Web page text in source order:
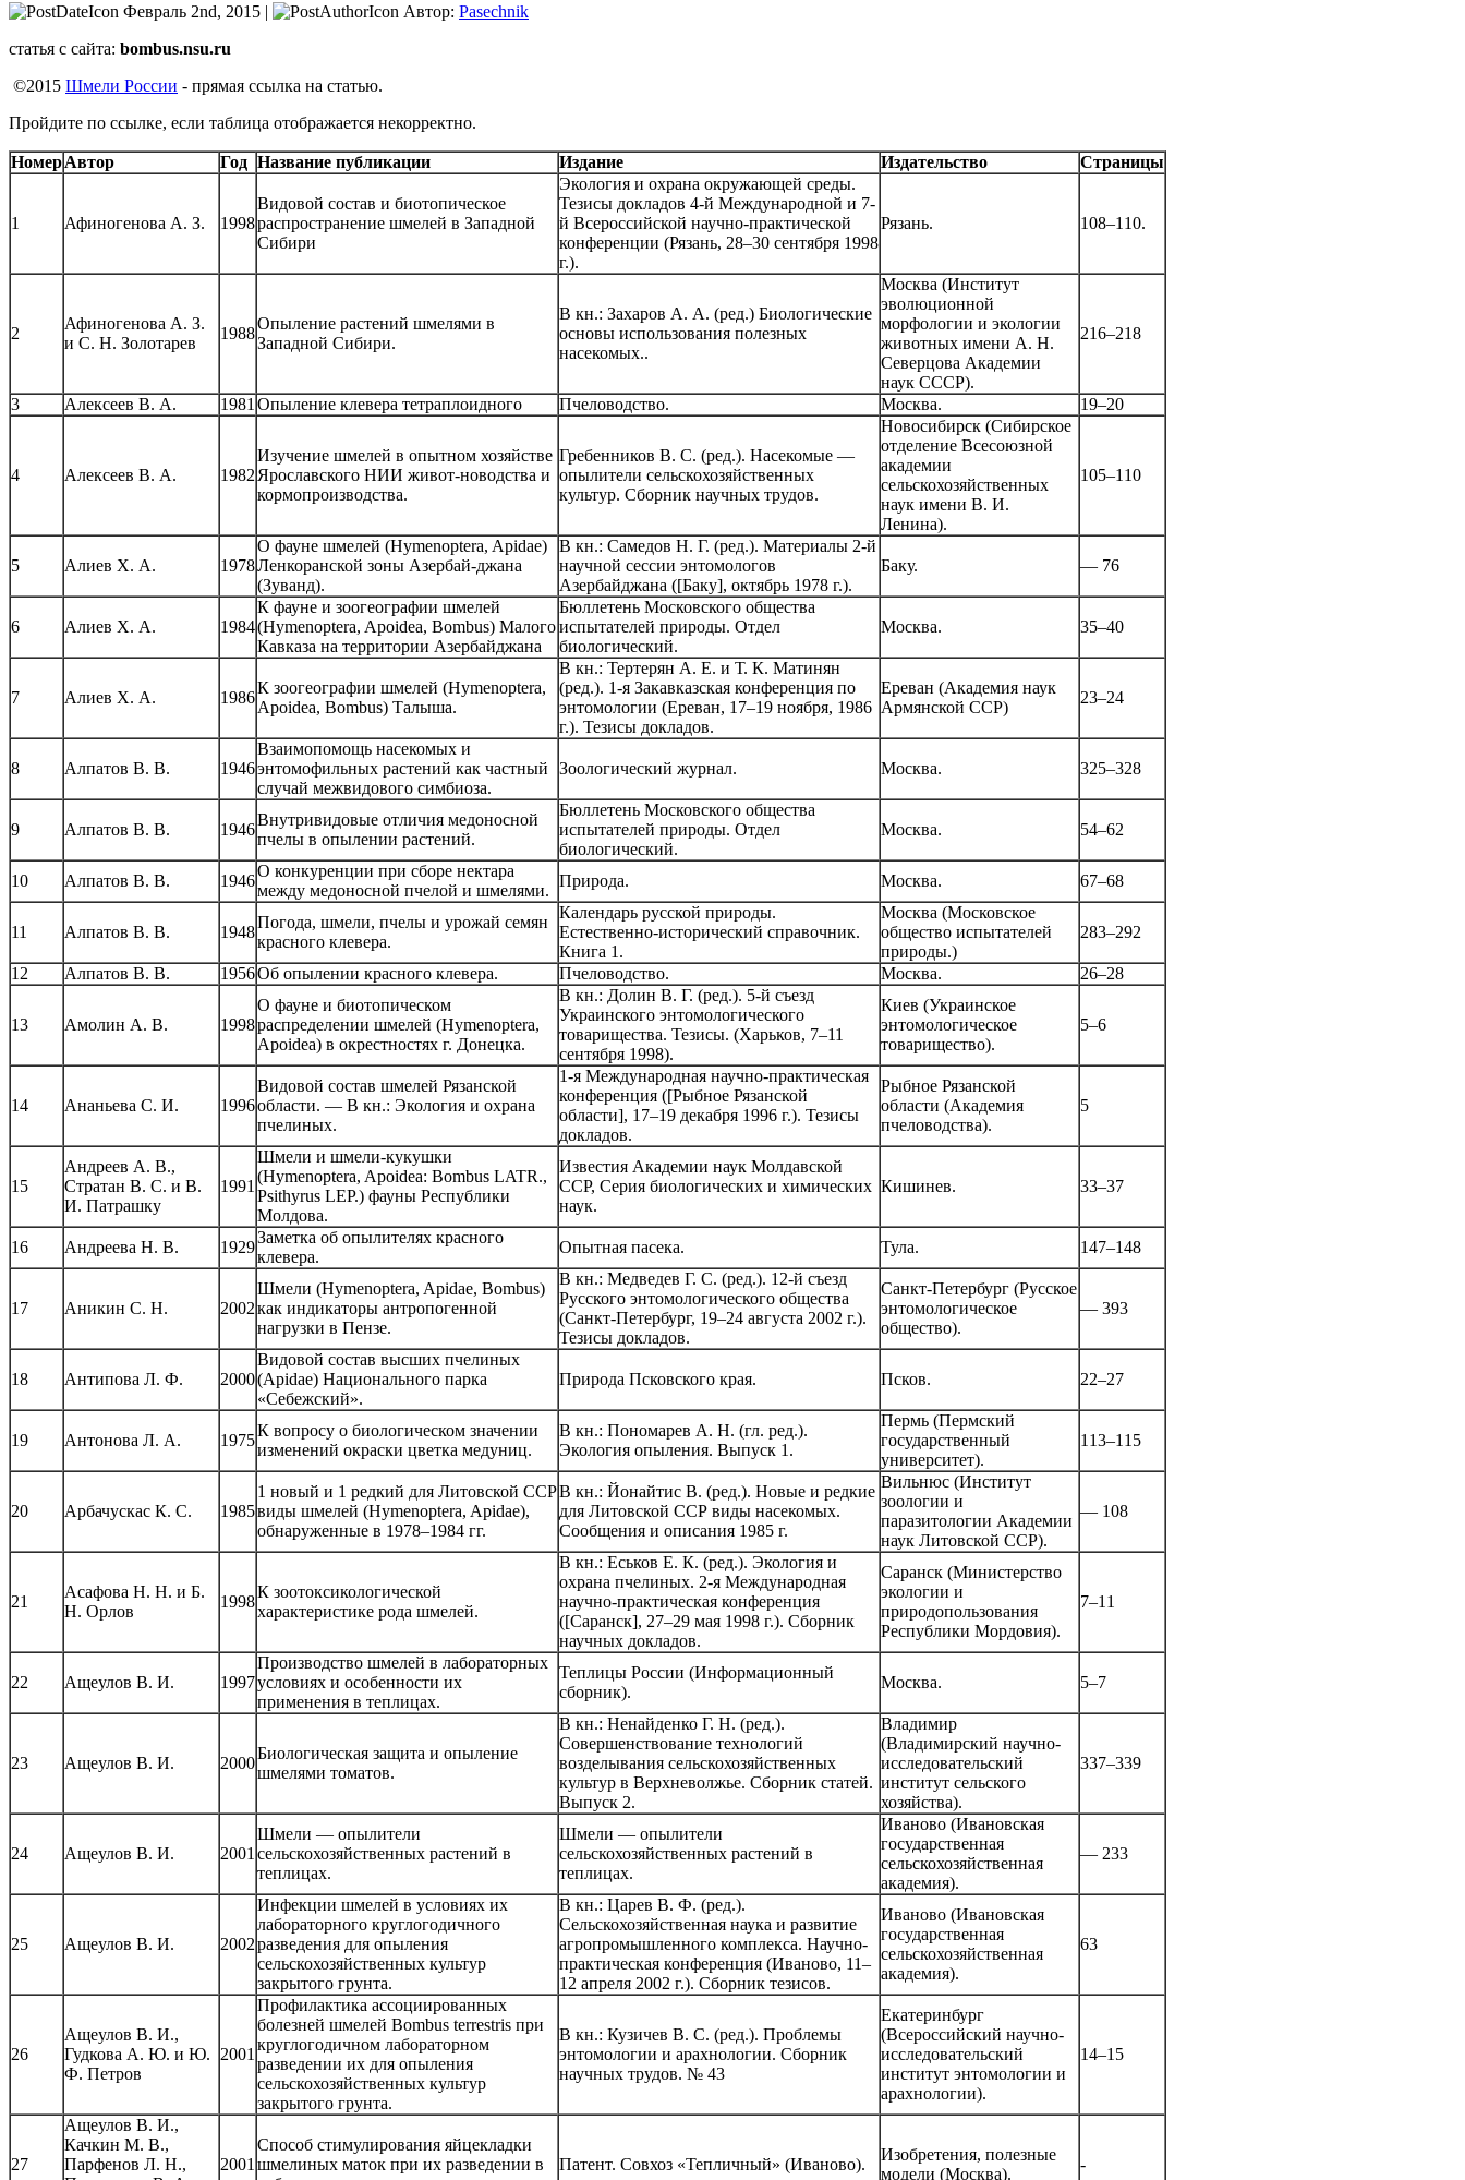
Февраль 2nd, 2015 | Автор: Pasechnik
статья с сайта: bombus.nsu.ru
©2015 Шмели России - прямая ссылка на статью.
Пройдите по ссылке, если таблица отображается некорректно.
НомерАвтор Год Название публикации Издание Издательство Страницы
1 Афиногенова А. З. 1998
Видовой состав и биотопическое
распространение шмелей в Западной
Сибири
Экология и охрана окружающей среды.
Тезисы докладов 4-й Международной и 7-
й Всероссийской научно-практической
конференции (Рязань, 28–30 сентября 1998
г.).
Рязань. 108–110.
2
Афиногенова А. З.
и С. Н. Золотарев
1988
Опыление растений шмелями в
Западной Сибири.
В кн.: Захаров А. А. (ред.) Биологические
основы использования полезных
насекомых..
Москва (Институт
эволюционной
морфологии и экологии
животных имени А. Н.
Северцова Академии
наук СССР).
216–218
3 Алексеев В. А. 1981 Опыление клевера тетраплоидного Пчеловодство. Москва. 19–20
4 Алексеев В. А. 1982
Изучение шмелей в опытном хозяйстве
Ярославского НИИ живот-новодства и
кормопроизводства.
Гребенников В. С. (ред.). Насекомые —
опылители сельскохозяйственных
культур. Сборник научных трудов.
Новосибирск (Сибирское
отделение Всесоюзной
академии
сельскохозяйственных
наук имени В. И.
Ленина).
105–110
5 Алиев Х. А. 1978
О фауне шмелей (Hymenoptera, Apidae)
Ленкоранской зоны Азербай-джана
(Зуванд).
В кн.: Самедов Н. Г. (ред.). Материалы 2-й
научной сессии энтомологов
Азербайджана ([Баку], октябрь 1978 г.).
Баку. — 76
6 Алиев Х. А. 1984
К фауне и зоогеографии шмелей
(Hymenoptera, Apoidea, Bombus) Малого
Кавказа на территории Азербайджана
Бюллетень Московского общества
испытателей природы. Отдел
биологический.
Москва. 35–40
7 Алиев Х. А. 1986
К зоогеографии шмелей (Hymenoptera,
Apoidea, Bombus) Талыша.
В кн.: Тертерян А. Е. и Т. К. Матинян
(ред.). 1-я Закавказская конференция по
энтомологии (Ереван, 17–19 ноября, 1986
г.). Тезисы докладов.
Ереван (Академия наук
Армянской ССР)
23–24
8 Алпатов В. В. 1946
Взаимопомощь насекомых и
энтомофильных растений как частный
случай межвидового симбиоза.
Зоологический журнал. Москва. 325–328
9 Алпатов В. В. 1946
Внутривидовые отличия медоносной
пчелы в опылении растений.
Бюллетень Московского общества
испытателей природы. Отдел
биологический.
Москва. 54–62
10 Алпатов В. В. 1946
О конкуренции при сборе нектара
между медоносной пчелой и шмелями.
Природа. Москва. 67–68
11 Алпатов В. В. 1948
Погода, шмели, пчелы и урожай семян
красного клевера.
Календарь русской природы.
Естественно-исторический справочник.
Книга 1.
Москва (Московское
общество испытателей
природы.)
283–292
12 Алпатов В. В. 1956Об опылении красного клевера. Пчеловодство. Москва. 26–28
13 Амолин А. В. 1998
О фауне и биотопическом
распределении шмелей (Hymenoptera,
Apoidea) в окрестностях г. Донецка.
В кн.: Долин В. Г. (ред.). 5-й съезд
Украинского энтомологического
товарищества. Тезисы. (Харьков, 7–11
сентября 1998).
Киев (Украинское
энтомологическое
товарищество).
5–6
14 Ананьева С. И. 1996
Видовой состав шмелей Рязанской
области. — В кн.: Экология и охрана
пчелиных.
1-я Международная научно-практическая
конференция ([Рыбное Рязанской
области], 17–19 декабря 1996 г.). Тезисы
докладов.
Рыбное Рязанской
области (Академия
пчеловодства).
5
15
Андреев А. В.,
Стратан В. С. и В.
И. Патрашку
1991
Шмели и шмели-кукушки
(Hymenoptera, Apoidea: Bombus LATR.,
Psithyrus LEP.) фауны Республики
Молдова.
Известия Академии наук Молдавской
ССР, Серия биологических и химических
наук.
Кишинев. 33–37
16 Андреева Н. В. 1929
Заметка об опылителях красного
клевера.
Опытная пасека. Тула. 147–148
17 Аникин С. Н. 2002
Шмели (Hymenoptera, Apidae, Bombus)
как индикаторы антропогенной
нагрузки в Пензе.
В кн.: Медведев Г. С. (ред.). 12-й съезд
Русского энтомологического общества
(Санкт-Петербург, 19–24 августа 2002 г.).
Тезисы докладов.
Санкт-Петербург (Русское
энтомологическое
общество).
— 393
18 Антипова Л. Ф. 2000
Видовой состав высших пчелиных
(Apidae) Национального парка
«Себежский».
Природа Псковского края. Псков. 22–27
19 Антонова Л. А. 1975
К вопросу о биологическом значении
изменений окраски цветка медуниц.
В кн.: Пономарев А. Н. (гл. ред.).
Экология опыления. Выпуск 1.
Пермь (Пермский
государственный
университет).
113–115
20 Арбачускас К. С. 1985
1 новый и 1 редкий для Литовской ССР
виды шмелей (Hymenoptera, Apidae),
обнаруженные в 1978–1984 гг.
В кн.: Йонайтис В. (ред.). Новые и редкие
для Литовской ССР виды насекомых.
Сообщения и описания 1985 г.
Вильнюс (Институт
зоологии и
паразитологии Академии
наук Литовской ССР).
— 108
21
Асафова Н. Н. и Б.
Н. Орлов
1998
К зоотоксикологической
характеристике рода шмелей.
В кн.: Еськов Е. К. (ред.). Экология и
охрана пчелиных. 2-я Международная
научно-практическая конференция
([Саранск], 27–29 мая 1998 г.). Сборник
научных докладов.
Саранск (Министерство
экологии и
природопользования
Республики Мордовия).
7–11
22 Ащеулов В. И. 1997
Производство шмелей в лабораторных
условиях и особенности их
применения в теплицах.
Теплицы России (Информационный
сборник).
Москва. 5–7
23 Ащеулов В. И. 2000
Биологическая защита и опыление
шмелями томатов.
В кн.: Ненайденко Г. Н. (ред.).
Совершенствование технологий
возделывания сельскохозяйственных
культур в Верхневолжье. Сборник статей.
Выпуск 2.
Владимир
(Владимирский научно-
исследовательский
институт сельского
хозяйства).
337–339
24 Ащеулов В. И. 2001
Шмели — опылители
сельскохозяйственных растений в
теплицах.
Шмели — опылители
сельскохозяйственных растений в
теплицах.
Иваново (Ивановская
государственная
сельскохозяйственная
академия).
— 233
25 Ащеулов В. И. 2002
Инфекции шмелей в условиях их
лабораторного круглогодичного
разведения для опыления
сельскохозяйственных культур
закрытого грунта.
В кн.: Царев В. Ф. (ред.).
Сельскохозяйственная наука и развитие
агропромышленного комплекса. Научно-
практическая конференция (Иваново, 11–
12 апреля 2002 г.). Сборник тезисов.
Иваново (Ивановская
государственная
сельскохозяйственная
академия).
63
26
Ащеулов В. И.,
Гудкова А. Ю. и Ю.
Ф. Петров
2001
Профилактика ассоциированных
болезней шмелей Bombus terrestris при
круглогодичном лабораторном
разведении их для опыления
сельскохозяйственных культур
закрытого грунта.
В кн.: Кузичев В. С. (ред.). Проблемы
энтомологии и арахнологии. Сборник
научных трудов. № 43
Екатеринбург
(Всероссийский научно-
исследовательский
институт энтомологии и
арахнологии).
14–15
27
Ащеулов В. И.,
Качкин М. В.,
Парфенов Л. Н.,
2001
Способ стимулирования яйцекладки
шмелиных маток при их разведении в
Патент. Совхоз «Тепличный» (Иваново).
Изобретения, полезные
модели (Москва).
-